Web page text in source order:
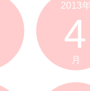
2013
4
月